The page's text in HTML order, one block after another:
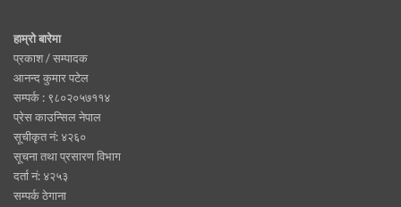
हाम्रो बारेमा
प्रकाश / सम्पादक
आनन्द कुमार पटेल
सम्पर्क : ९८०२०५७११४
प्रेस काउन्सिल नेपाल
सूचीकृत नं: ४२६०
सूचना तथा प्रसारण विभाग
दर्ता नं: ४२५३
सम्पर्क ठेगाना